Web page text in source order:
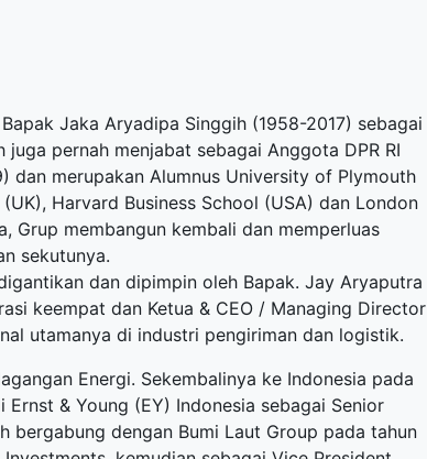
Jaka Aryadipa Singgih (1958-2017) sebagai
pernah menjabat sebagai Anggota DPR RI
merupakan Alumnus University of Plymouth
Harvard Business School (USA) dan London
Grup membangun kembali dan memperluas
sekutunya.
dan dipimpin oleh Bapak. Jay Aryaputra
keempat dan Ketua & CEO / Managing Director
utamanya di industri pengiriman dan logistik.
Energi. Sekembalinya ke Indonesia pada
& Young (EY) Indonesia sebagai Senior
bergabung dengan Bumi Laut Group pada tahun